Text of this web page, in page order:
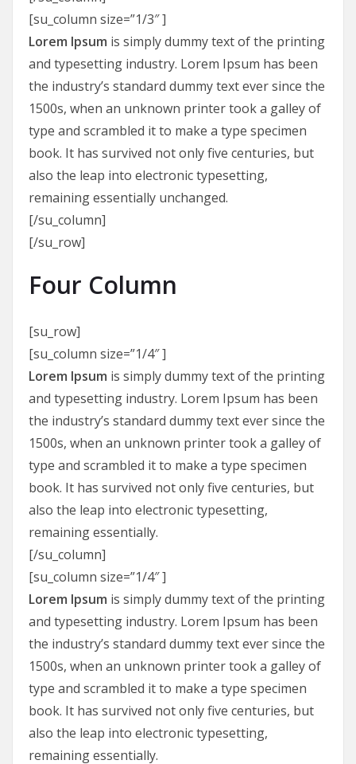
[su_column size=”1/3″ ]
Lorem Ipsum is simply dummy text of the printing
and typesetting industry. Lorem Ipsum has been
the industry’s standard dummy text ever since the
1500s, when an unknown printer took a galley of
type and scrambled it to make a type specimen
book. It has survived not only five centuries, but
also the leap into electronic typesetting,
remaining essentially unchanged.
[/su_column]
[/su_row]
Four Column
[su_row]
[su_column size=”1/4″ ]
Lorem Ipsum is simply dummy text of the printing
and typesetting industry. Lorem Ipsum has been
the industry’s standard dummy text ever since the
1500s, when an unknown printer took a galley of
type and scrambled it to make a type specimen
book. It has survived not only five centuries, but
also the leap into electronic typesetting,
remaining essentially.
[/su_column]
[su_column size=”1/4″ ]
Lorem Ipsum is simply dummy text of the printing
and typesetting industry. Lorem Ipsum has been
the industry’s standard dummy text ever since the
1500s, when an unknown printer took a galley of
type and scrambled it to make a type specimen
book. It has survived not only five centuries, but
also the leap into electronic typesetting,
remaining essentially.